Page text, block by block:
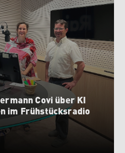
Covi über KI
im Frühstücksradio